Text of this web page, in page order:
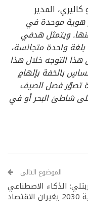
المدير
هوية موحدة في
ويتمثل هدفي
واحدة متجانسة،
هذا التوجه خلال هذا
بالخفة بإلهامٍ
تصوّر فصل الصيف
شاطئ البحر أو في
الموضوع التالي
الذكاء الاصطناعي